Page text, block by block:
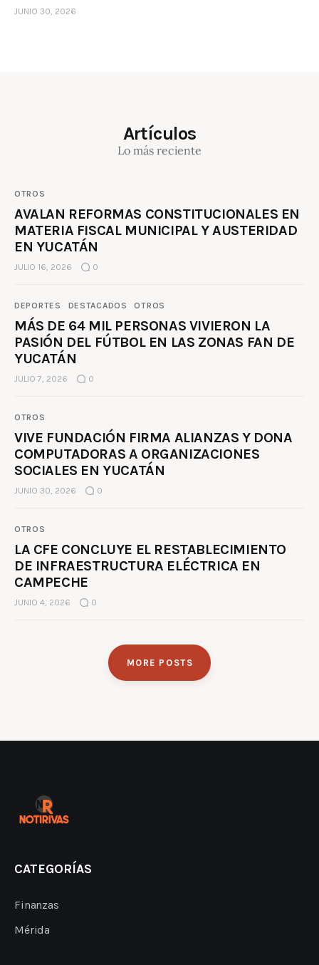
JUNIO 30, 2026
Artículos
Lo más reciente
OTROS
AVALAN REFORMAS CONSTITUCIONALES EN
MATERIA FISCAL MUNICIPAL Y AUSTERIDAD
EN YUCATÁN
JULIO 16, 2026 0
DEPORTES DESTACADOS OTROS
MÁS DE 64 MIL PERSONAS VIVIERON LA
PASIÓN DEL FÚTBOL EN LAS ZONAS FAN DE
YUCATÁN
JULIO 7, 2026 0
OTROS
VIVE FUNDACIÓN FIRMA ALIANZAS Y DONA
COMPUTADORAS A ORGANIZACIONES
SOCIALES EN YUCATÁN
JUNIO 30, 2026 0
OTROS
LA CFE CONCLUYE EL RESTABLECIMIENTO
DE INFRAESTRUCTURA ELÉCTRICA EN
CAMPECHE
JUNIO 4, 2026 0
MORE POSTS
CATEGORÍAS
Finanzas
Mérida